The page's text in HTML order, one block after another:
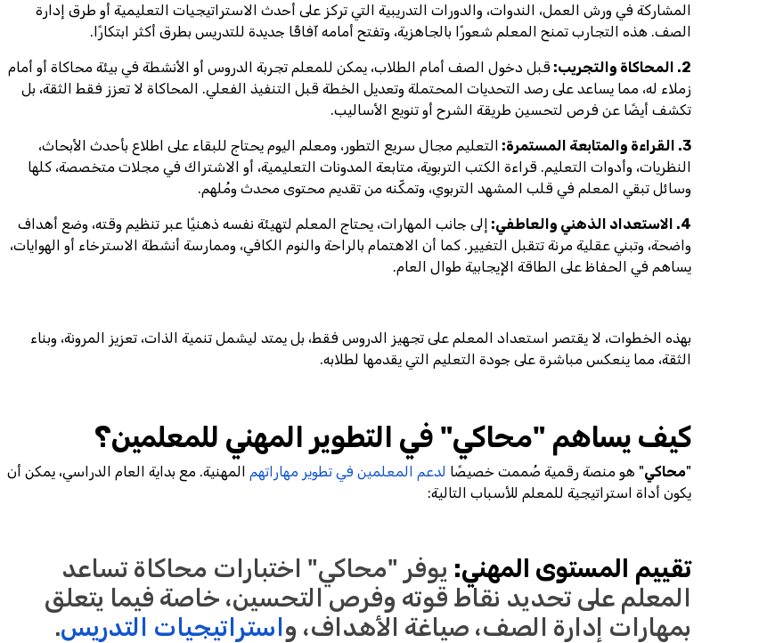
المشاركة في ورش العمل، الندوات، والدورات التدريبية التي تركز على أحدث الاستراتيجيات التعليمية أو طرق إدارة
الصف. هذه التجارب تمنح المعلم شعورًا بالجاهزية، وتفتح أمامه آفاقًا جديدة للتدريس بطرق أكثر ابتكارًا.
2. المحاكاة والتجريب:
قبل دخول الصف أمام الطلاب، يمكن للمعلم تجربة الدروس أو الأنشطة في بيئة محاكاة أو أمام
زملاء له، مما يساعد على رصد التحديات المحتملة وتعديل الخطة قبل التنفيذ الفعلي. المحاكاة لا تعزز فقط الثقة، بل
تكشف أيضًا عن فرص لتحسين طريقة الشرح أو تنويع الأساليب.
3. القراءة والمتابعة المستمرة:
التعليم مجال سريع التطور، ومعلم اليوم يحتاج للبقاء على اطلاع بأحدث الأبحاث،
النظريات، وأدوات التعليم. قراءة الكتب التربوية، متابعة المدونات التعليمية، أو الاشتراك في مجلات متخصصة، كلها
وسائل تبقي المعلم في قلب المشهد التربوي، وتمكّنه من تقديم محتوى محدث ومُلهم.
4. الاستعداد الذهني والعاطفي:
إلى جانب المهارات، يحتاج المعلم لتهيئة نفسه ذهنيًا عبر تنظيم وقته، وضع أهداف
واضحة، وتبني عقلية مرنة تتقبل التغيير. كما أن الاهتمام بالراحة والنوم الكافي، وممارسة أنشطة الاسترخاء أو الهوايات،
يساهم في الحفاظ على الطاقة الإيجابية طوال العام.
بهذه الخطوات، لا يقتصر استعداد المعلم على تجهيز الدروس فقط، بل يمتد ليشمل تنمية الذات، تعزيز المرونة، وبناء
الثقة، مما ينعكس مباشرة على جودة التعليم التي يقدمها لطلابه.
كيف يساهم "محاكي" في التطوير المهني للمعلمين؟
"محاكي" هو منصة رقمية صُممت خصيصًا لدعم المعلمين في تطوير مهاراتهم المهنية. مع بداية العام الدراسي، يمكن أن
يكون أداة استراتيجية للمعلم للأسباب التالية:
تقييم المستوى المهني: يوفر "محاكي" اختبارات محاكاة تساعد
المعلم على تحديد نقاط قوته وفرص التحسين، خاصة فيما يتعلق
بمهارات إدارة الصف، صياغة الأهداف، واستراتيجيات التدريس.